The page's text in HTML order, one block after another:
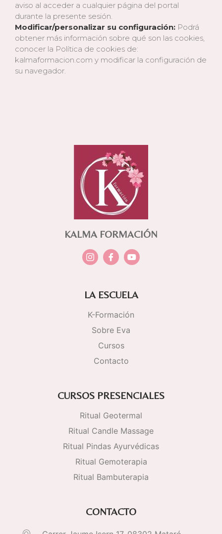
aviso al acceder a cualquier página del portal
durante la presente sesión.
Modificar/personalizar su configuración: Podrá
obtener más información sobre qué son las cookies,
conocer la Política de cookies de:
kalmaformacion.com y modificar la configuración de
su navegador.
KALMA FORMACIÓN
LA ESCUELA
K-Formación
Sobre Eva
Cursos
Contacto
CURSOS PRESENCIALES
Ritual Geotermal
Ritual Candle Massage
Ritual Pindas Ayurvédicas
Ritual Gemoterapia
Ritual Bambuterapia
CONTACTO